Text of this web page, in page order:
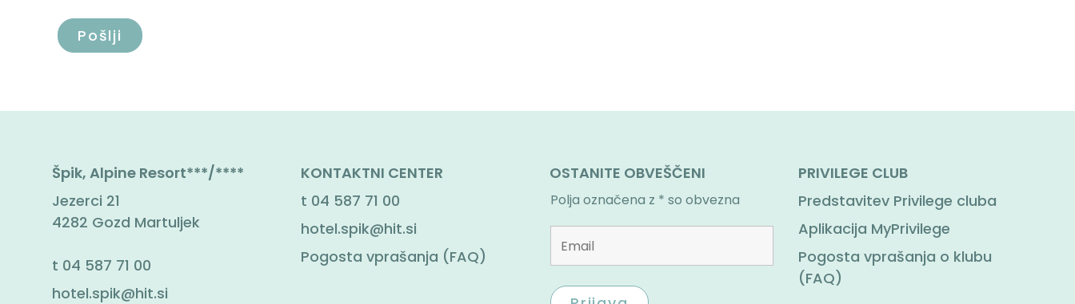
Špik, Alpine Resort***/****
Jezerci 21
4282 Gozd Martuljek
t 04 587 71 00
hotel.spik@hit.si
KONTAKTNI CENTER
t 04 587 71 00
hotel.spik@hit.si
Pogosta vprašanja (FAQ)
OSTANITE OBVEŠČENI
Polja označena z * so obvezna
PRIVILEGE CLUB
Predstavitev Privilege cluba
Aplikacija MyPrivilege
Pogosta vprašanja o klubu
(FAQ)